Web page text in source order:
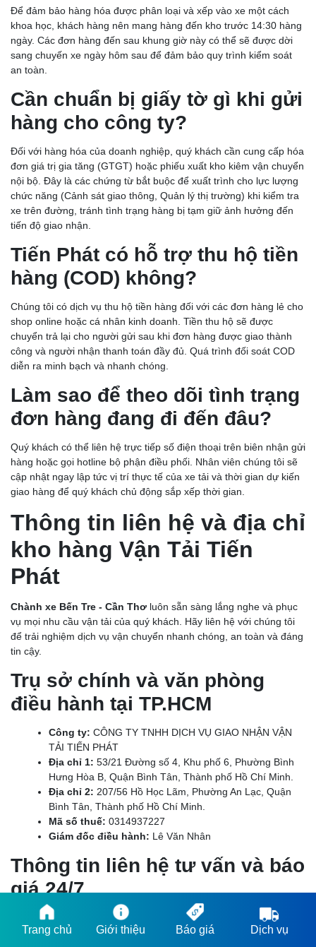
Để đảm bảo hàng hóa được phân loại và xếp vào xe một cách
khoa học, khách hàng nên mang hàng đến kho trước 14:30 hàng
ngày. Các đơn hàng đến sau khung giờ này có thể sẽ được dời
sang chuyến xe ngày hôm sau để đảm bảo quy trình kiểm soát
an toàn.
Cần chuẩn bị giấy tờ gì khi gửi
hàng cho công ty?
Đối với hàng hóa của doanh nghiệp, quý khách cần cung cấp hóa
đơn giá trị gia tăng (GTGT) hoặc phiếu xuất kho kiêm vận chuyển
nội bộ. Đây là các chứng từ bắt buộc để xuất trình cho lực lượng
chức năng (Cảnh sát giao thông, Quản lý thị trường) khi kiểm tra
xe trên đường, tránh tình trạng hàng bị tạm giữ ảnh hưởng đến
tiến độ giao nhận.
Tiến Phát có hỗ trợ thu hộ tiền
hàng (COD) không?
Chúng tôi có dịch vụ thu hộ tiền hàng đối với các đơn hàng lẻ cho
shop online hoặc cá nhân kinh doanh. Tiền thu hộ sẽ được
chuyển trả lại cho người gửi sau khi đơn hàng được giao thành
công và người nhận thanh toán đầy đủ. Quá trình đối soát COD
diễn ra minh bạch và nhanh chóng.
Làm sao để theo dõi tình trạng
đơn hàng đang đi đến đâu?
Quý khách có thể liên hệ trực tiếp số điện thoại trên biên nhận gửi
hàng hoặc gọi hotline bộ phận điều phối. Nhân viên chúng tôi sẽ
cập nhật ngay lập tức vị trí thực tế của xe tải và thời gian dự kiến
giao hàng để quý khách chủ động sắp xếp thời gian.
Thông tin liên hệ và địa chỉ
kho hàng Vận Tải Tiến
Phát
Chành xe Bến Tre - Cần Thơ luôn sẵn sàng lắng nghe và phục
vụ mọi nhu cầu vận tải của quý khách. Hãy liên hệ với chúng tôi
để trải nghiệm dịch vụ vận chuyển nhanh chóng, an toàn và đáng
tin cậy.
Trụ sở chính và văn phòng
điều hành tại TP.HCM
Công ty: CÔNG TY TNHH DỊCH VỤ GIAO NHẬN VẬN
TẢI TIẾN PHÁT
Địa chỉ 1: 53/21 Đường số 4, Khu phố 6, Phường Bình
Hưng Hòa B, Quận Bình Tân, Thành phố Hồ Chí Minh.
Địa chỉ 2: 207/56 Hồ Học Lãm, Phường An Lạc, Quận
Bình Tân, Thành phố Hồ Chí Minh.
Mã số thuế: 0314937227
Giám đốc điều hành: Lê Văn Nhân
Thông tin liên hệ tư vấn và báo
giá 24/7
Hotline 1:
0909740033
Hotline 2: 02835351612
CHÀNH XE VĨNH LONG: GIÁ CƯỚC RẺ, GIAO NHẬN
TRONG NGÀY
CHIẾT KHẤU HẤP DẪN
Trang chủ Giới thiệu Báo giá Dịch vụ